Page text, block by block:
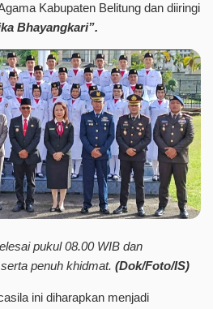
Kabupaten Belitung dan diiringi
Bhayangkari”.
pukul 08.00 WIB dan
penuh khidmat. (Dok/Foto/IS)
ini diharapkan menjadi